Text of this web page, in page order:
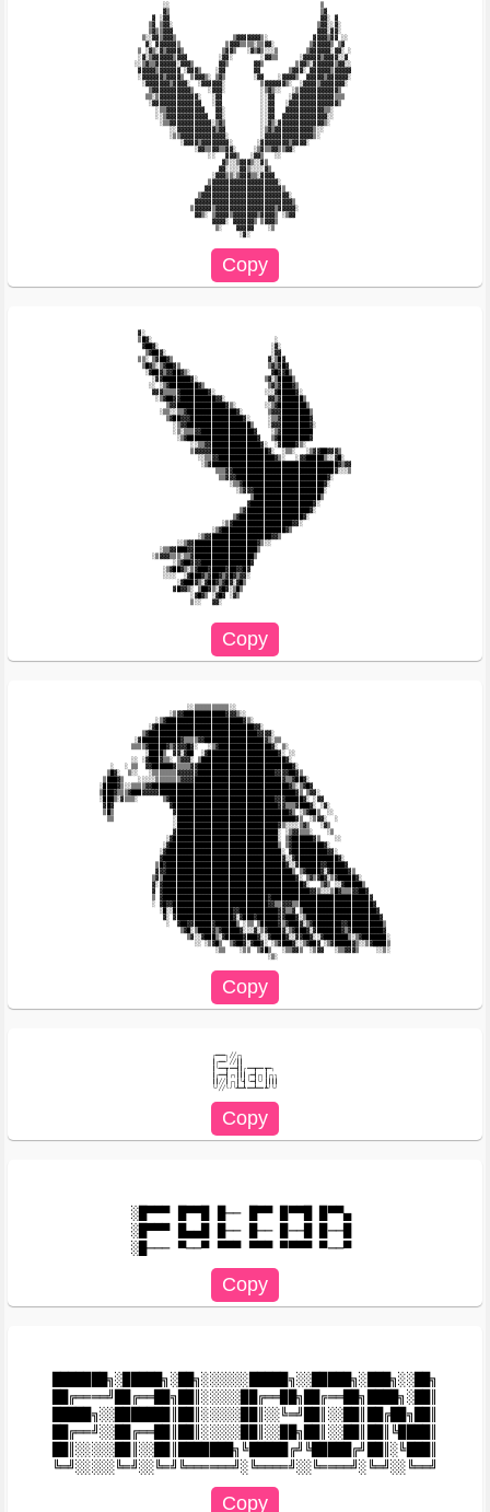
                       ░░                                           ▒
                       ▓▒                                           ▒▓
                    ▓ ░▓▓                                           ▓▓░ ▓
                   ▒▓ ▒▓▓░                                         ▒▓▓░░▓░
                   ▒▓▒▒▓▓▓                                         ▓▓▓░▓▓░
                 ▒░░▓▓▒▓▓▓▒                ▒▓▓▓▓▓▓▓▒░             ▓▓▓▓▒▓▓ ░░
                  ▓░ ▓▓▓▓▓▓▒             ▒▓▓▓▒▒▒▒░▒▒▓▓░          ▒▓▓▓▓▓▒ ▒▓
                ▒ ░▓▒░▓▒▓▓▓▓▒           ▒▓▓▒   ░▓▒▓▒░░░▒        ▒▓▓▓▓▓▓░▓▓░ ░
                ░▓░▒▓▓▓▓▓▓▒▓▓▓         ░▓▓░        ░▓▓▒▒      ░▓▓▓▓▓▒▓▓▓▓░░▓
               ░░▒▓▒▒▓▓▓▓▓▓░▓▓▓▒       ▓▓▒       ▓▓▒         ▒▓▓▒░▓▓▓▓▓▓▒▓▓░░
                ▓▓▓▓▓▒▓▓▓▓▓▓ ░▓▓▓▒    ░▓▓        ▓▓        ▒▓▓▓░ ▓▓▓▓▓▓▒▓▓▓▓▓
                ░▓▓▓▓▓▓▒▓▓▓▓▒  ▒▓▓▓▒░ ▒▓▒        ░▓▓    ░▓▓▓▓▒  ▓▓▓▓▓▒▓▓▓▓▓▓░
                 ░▓▓▓▓▓▓▓▒▓▓▓▓░  ░▓▓▓▓▓▓░          ▒▓▓▓▓▓▓▒░  ░▓▓▓▓▒▓▓▓▓▓▓▓░
                   ▒▓▓▓▓▓▓▓▓▓▓▓▒    ░▓▓▓░          ░▒▓▒░░   ░▒▓▓▓▓▓▓▓▓▓▓▓▒
                  ▒▒░▒▓▓▓▓▓▓▓▓▓▓▓░   ░▓▓           ░░▓▓    ░▓▓▓▓▓▓▓▓▓▓▓▓▒▒▒
                   ░▓▓▓▓▓▓▓▓▓▓▓▓▓▓   ░▓▓           ░░▓▓   ░▓▓▓▓▓▓▓▓▓▓▓▓▓▓▒
                     ░▒▒▓▓▓▓▓▓▓▓▓▓▓   ▓▓░          ░░▓▓   ▓▓▓▓▓▓▓▓▓▓▓▒▒░
                     ░░▒▓▓▓▓▓▓▓▓▓▓▓▓  ▓▓░          ░░▓▓  ▓▓▓▓▓▓▓▓▓▓▓▓▓░░
                      ░▒▒▓▓▓▓▓▓▓▓▓▓▓▓░▒▓▒          ░░▓▒░▓▓▓▓▓▓▓▓▓▓▓▓▓▒░
                         ░░▓▓▓▓▓▓▓▓▓▓▓▒▓▓          ░▒▓▒▓▓▓▓▓▓▓▓▓▓▓▒░░
                         ░▒▒▓▓▓▓▓▓▓▓▓▓▓▓▓░         ░▓▓▓▓▓▓▓▓▓▓▓▓▓▓▒░
                            ░▓▓▓▓▒▓▓▓▓▓▓▓▓░       ░▓▓▓▓▓▓▓▓▒▓▓▓▓░
                                ░▓▓▒▒▓▓▒▒▓▓░     ░▒▓▒▒▓▓▒▒▓▓░
                                    ░░   ▓▓▓▒   ░▓▓▒   ░░
                                        ▓▒░░▒▓▓▓▒░░▓▒
                                       ▓▓░░░░▓▓▒░░░░▓▒
                                     ░▓▓▓▒▒░▒▓▓▓▒▒░▓▓▓▓
                                    ▒▓▓▓▓▓▓▓▓▓▓▓▓▓▓▓▓▓▓▓░
                                   ▓▓▓▓▓▓▓▓▓▓▓▓▓▓▓▓▓▓▓▓▓▓▒
                                 ▒▓▓▓▓▓▓▓▓▓▓▓▓▓▓▓▓▓▓▓▓▓▓▓▓▓░
                                ▓▓▓▓▓▓▓▓▓▓▓▓▓▓▓▓▓▓▓▓▓▓▓▓▓▓▓▓▒
                               ▒▓▓▓▓▓▒▓▓▓▓▓▓▓▓▓▓▓▓▓▓▓▓▓▒▓▓▓▓▓░
                                ▓▓▒░ ▒▓▓▓▓▒▓▓▓▓▓▓▓▒▓▓▓▓▒ ░▒▓▓
                                     ▓▓▓▓░ ▓▓▓▓▓▓▒ ▒▓▓▓▒
                                      ▒░    ▓▓▓▓▓    ░▒
                ▓░
                ▒█▓░                                   ░
                 ▓██▓░                                ░▓░
                  ▒▓██▓░                              ░▓▓
                ▒▒░ ▒▓██▓▒                           ▓░▒█▓
                 ▒█▓▒░▒▓██▓▒                         ▒▓▒▓█▓
                  ░▓██▓▒▓▓██▓▒░                       ▓█▓▓█▒
                    ░▓▓████████▓░                   ▒▓░▒████▒
                   ░░ ░▒▓████████▓▒                  ▒▓▒▓███▓▒
                    ▓▓▓▒▒▒▒▓████████▓░              ░░░▓█████▓░
                     ░▒▓██▓▓██████████▓▓░            ▓▓▒▓██████▒
                        ▒▓▓██████████████▓▒░        ░░▒▓████████▒
                      ░▒▒░░▒▒▓██████████████▓░       ▒▓▓▓████████▒
                        ▒▓██▓▓▓███████████████▓░     ░▒▒▓████████▓
                          ░▒▓▓██████████████████▒    ░▓▓▓████████▓░
                          ░▒░▒▒▒▓▓███████████████▓    ░▒▓█████████
                           ░▒▓████████████████████▓   ▒▓█████████▓
                               ░░▒▒▓▓██████████████▓░  ░▓████▓▒░
                               ▒▓▓▓▓▓████████████████▓░  ░▒▒░   ░▒▓▓██▓▓▓▒
                                 ░░▒▒▓▓████████████████▓▒░   ░▓▓█████▒░░▓█░
                                  ░▒▓████████████████████████████████████▓▒▓▓
                                      ▒▒▒▓▓█████████████████████████████▓░░░▒
                                       ▒▒▓▓▓██████████████████████████▓░
                                          ░▒▒▓███████████████████████▓░
                                            ░▒▓▓▓████████████████████░
                                                ▒███████████████████▒
                                               ▓██████████████████▓░
                                             ▒▓██████████████████▓░
                                           ▒▓██████████████████▓░
                                        ░▒▓█████████████████▓▓░
                                     ░▒▓██████████████████▓▒
                                 ░▒▓▓█████████████████▓▓▒
                           ░░▒▓▓██████████████████▓▒░░
                      ░▒▒▓▓███▓▓██████████████████▒
                    ░▒▓▓▓▒▒▒░▒▒▓█████████████████▒
                          ░▒▓██▓▓▓██████████████▓
                       ░▒▓██▓▒░▒▓███▓████▓██▓▓█▓
                       ░░░░  ░▓███▓▒▓██▓▒▓█▓▒▓▓░
                           ░▓███▓▒░▓██▓▒▓█▓░▓█▒
                          ▓█▓▓▒░ ▒██▓▒░▓█▓░▒█▒
                               ░▓█▓▒ ░▓█▓ ░▓▒
                               ▒░░   ▓▓░
                              ░░▒▒▒▒▒▒▒▒▒▒░░
                         ░▒▓▓████████████▓▓▓▒░░
                     ░▒▓██████████████████████▓▒░
                   ░▓████████████████████████████▓▓░
                 ▒▓███████████████████████████████▓▓▓▓░
               ░▓███████████▓▒▒▒▒▓▓█████████████████▓▒░▒▒
              ▒▒▒▒▓█████▓▒▓▓▓▓█▓░   ░▒▓███████████████▓░ ▒░
                  ░████▒  ▓▓░▓██  ░▓████████████████████▓░ ░░
              ░░ ░▓███▓▒▒░ ▒▓▓▓░ ▒████████████████████████▓░
        ░   ░ ▒▒  ▓▓██████▓▒▒▒▒▓▓███████████████████████████▓░
       ▒█▓░  ▒░░   ░▒▒▒▒▒▒▒▓▓▓▓▓▓██████████████████████▓▓▓▓██▓▒
      ▒███▓▒    ░░░░░▒▒▒▒▒▒▒▓▓▓▓█████████████████████████▓▒▒▓██▓░
     ░████▓▒░░▒▒▒▒▓▓███████████████████████████████████████▓▒░▒▓█▓
     ▒███▓▒▒▒▓███▓▓▓▓▓███████████████████████████████████████▓▒ ▒▓▓░
     ░███▒░▓▒▒▒░       ▒▓██████████████████████████████▓▓▓█████▓░ ░▓▓
      ▓█▓                ▓██████████████████████████████▓▓▒▒▒▓███▓░ ░▓░
      ▒█▒                 ▓████████████████████████████████▓▒ ░▒▓██▒  ░░
       ▒▒                 ░██████████████████████████████████▓▒  ░▒▓▓░  ░
                          ░█████████████████████████████▓▒░░░░▒▓▒   ░▓▒
                          ▓█████████████████████████████░ ░▒▓▓▒▒▒░    ░▒
                        ░▓██████████████████████████████░ ▒▓██████▓▒    ░░
                       ░▓███████████████████████████████▒ ▒▓█████████▓░
                      ░▓█████████████████████████████████░ ▓██████████▓▓░
                      ▓██████████████████████████████████▓░░▓████████████▓░
                     ▒█▓██████████████████████████████████▓░░▓██████▓▓█████▓
                     ▓▓▓████████████████████████████████████▒ ▒▓████▓░▓█████▓▒
                    ▒▓▒██████████████████████████████████████▓░ ▒▓▒▓█▓░▒▓█████▓░
                    ▓░▓████████████████████████████████████████▓░   ▒▓▒ ░░▓█████▒
                    ▓ ▓██████████████████████████████████████████▓▓▒░░░▒█▓▒▒▒▓▓██▓
                    ▒ ▓██████████████████████████████▓████████████████████████████▓
                    ░ ▓█▓▓███████████████████████████▓▓▒▒▓▓▓▒▒█████████████████████▓
                      ░█░░█████████████████▓▓███████████▓▓▒▒▓ ▒█████████████████████▓
                       ▓░ ▓████████████████▓░▓███▓██████▓▓███▓░▒█████████████████████▓
                        ░  ▓██▓▓█████▓██████▒ ░▒▒ ▒█████▓▒▓███▓░▒▓████████▓▓██████████▒
                            ▒▓█░▒████▓▒▓█████▓░░░▓░▒▓████▓░▒▓███▓░▓███████▓▒▓█████████▓
                              ▒▓░░▓███▒░▓█████▓███▓░░▓████▓░░▓▓██▓░░▓███████▒░▒▓███████░
                                ░░ ░▒▓█▒  ▒▓██▓░▓██▓░ ░▒▓███▓░░▒▓██▓ ░▒▓█████▓▒░░▒▓████▒
                                      ░▒▒    ░▒▒  ▒▓█▒   ░▒▒▓▓▒  ░▒▓▓   ░▒▒▓▓▓▒     ░░▒░
╭━━━╮╱╱╭╮
┃╭━━╯╱╱┃┃
┃╰━━┳━━┫┃╭━━┳━━┳━╮
┃╭━━┫╭╮┃┃┃╭━┫╭╮┃╭╮╮
┃┃╱╱┃╭╮┃╰┫╰━┫╰╯┃┃┃┃
░█▀▀▀ █▀▀█ █── █▀▀ █▀▀█ █▀▀▄
░█▀▀▀ █▄▄█ █── █── █──█ █──█
░█─── ▀──▀ ▀▀▀ ▀▀▀ ▀▀▀▀ ▀──▀
███████╗░█████╗░██╗░░░░░░█████╗░░█████╗░███╗░░██╗
██╔════╝██╔══██╗██║░░░░░██╔══██╗██╔══██╗████╗░██║
█████╗░░███████║██║░░░░░██║░░╚═╝██║░░██║██╔██╗██║
██╔══╝░░██╔══██║██║░░░░░██║░░██╗██║░░██║██║╚████║
██║░░░░░██║░░██║███████╗╚█████╔╝╚█████╔╝██║░╚███║